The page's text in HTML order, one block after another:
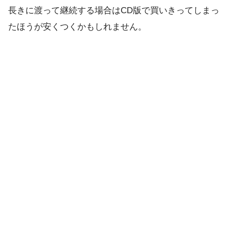
長きに渡って継続する場合はCD版で買いきってしまっ
たほうが安くつくかもしれません。